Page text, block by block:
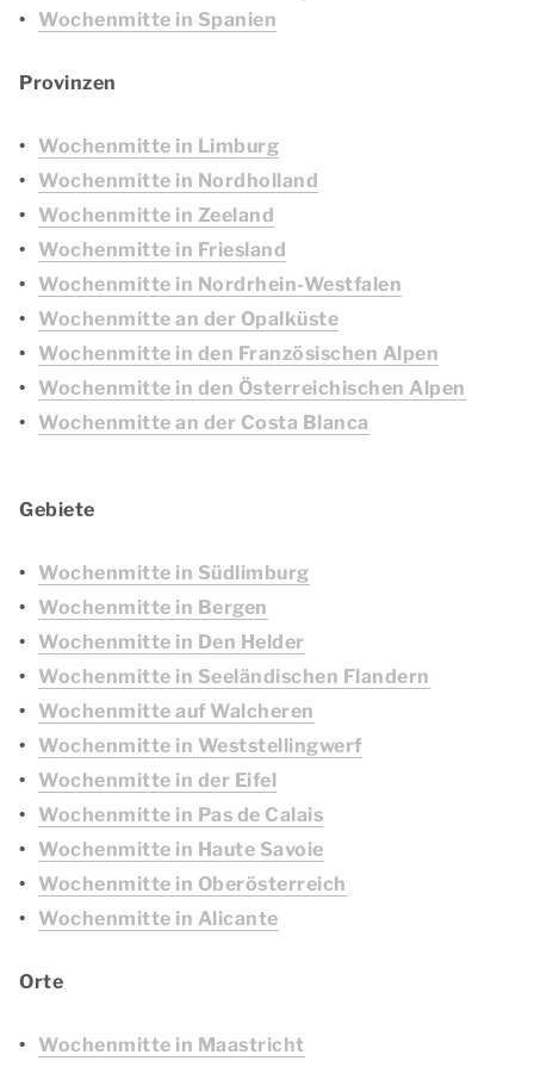
Wochenmitte in Spanien
Provinzen
Wochenmitte in Limburg
Wochenmitte in Nordholland
Wochenmitte in Zeeland
Wochenmitte in Friesland
Wochenmitte in Nordrhein-Westfalen
Wochenmitte an der Opalküste
Wochenmitte in den Französischen Alpen
Wochenmitte in den Österreichischen Alpen
Wochenmitte an der Costa Blanca
Gebiete
Wochenmitte in Südlimburg
Wochenmitte in Bergen
Wochenmitte in Den Helder
Wochenmitte in Seeländischen Flandern
Wochenmitte auf Walcheren
Wochenmitte in Weststellingwerf
Wochenmitte in der Eifel
Wochenmitte in Pas de Calais
Wochenmitte in Haute Savoie
Wochenmitte in Oberösterreich
Wochenmitte in Alicante
Orte
Wochenmitte in Maastricht